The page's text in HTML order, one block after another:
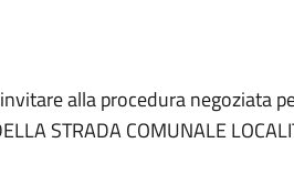
alla procedura negoziata
STRADA COMUNALE